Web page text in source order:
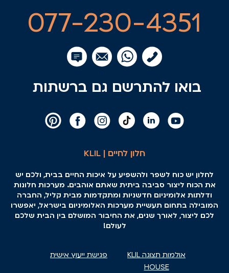
077-230-4351
בואו להתרשם גם ברשתות
חלון לחיים | KLIL
לחלון יש כוח לשפר ולהשפיע על איכות החיים בבית, ולכם יש
את הכוח ליצור סביבה ביתית שאתם אוהבים. מערכות חלונות
ודלתות אלומיניום חדשניות ומתקדמות מבית קליל, החברה
המובילה בתחום תעשיית מערכות האלומיניום בישראל, יאפשרו
לכם ליצור, לאורך שנים, את החיבור המושלם בין הבית שלכם
לעולם!
אולמות תצוגה KLIL
HOUSE
פגישת ייעוץ אישית